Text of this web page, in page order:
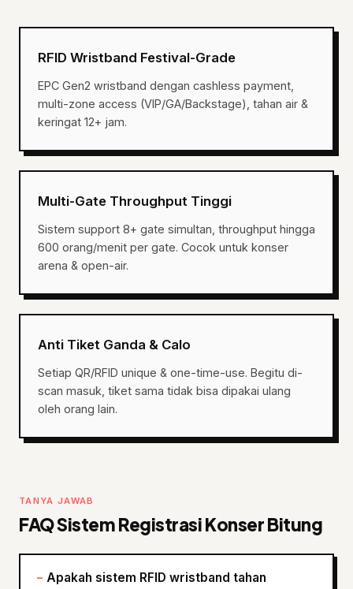
RFID Wristband Festival-Grade
EPC Gen2 wristband dengan cashless payment,
multi-zone access (VIP/GA/Backstage), tahan air &
keringat 12+ jam.
Multi-Gate Throughput Tinggi
Sistem support 8+ gate simultan, throughput hingga
600 orang/menit per gate. Cocok untuk konser
arena & open-air.
Anti Tiket Ganda & Calo
Setiap QR/RFID unique & one-time-use. Begitu di-
scan masuk, tiket sama tidak bisa dipakai ulang
oleh orang lain.
TANYA JAWAB
FAQ Sistem Registrasi Konser Bitung
Apakah sistem RFID wristband tahan